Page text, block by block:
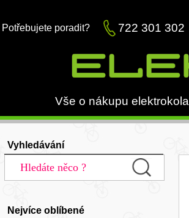
Potřebujete poradit? 722 301 302
Vše o nákupu elektrokola
Vyhledávání
Nejvíce oblíbené